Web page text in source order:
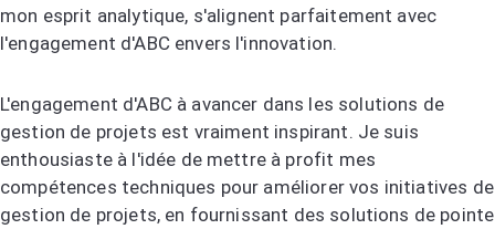
mon esprit analytique, s'alignent parfaitement avec
l'engagement d'ABC envers l'innovation.
L'engagement d'ABC à avancer dans les solutions de
gestion de projets est vraiment inspirant. Je suis
enthousiaste à l'idée de mettre à profit mes
compétences techniques pour améliorer vos initiatives de
gestion de projets, en fournissant des solutions de pointe